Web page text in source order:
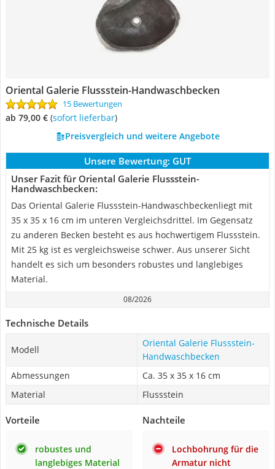
Oriental Galerie Flussstein-Handwaschbecken
15 Bewertungen
ab 79,00 € ( Sofort lieferbar)
Preisvergleich und weitere Angebote
Unsere Bewertung: GUT
Unser Fazit für Oriental Galerie Flussstein-
Handwaschbecken:
Das Oriental Galerie Flussstein-Handwaschbeckenliegt mit
35 x 35 x 16 cm im unteren Vergleichsdrittel. Im Gegensatz
zu anderen Becken besteht es aus hochwertigem Flussstein.
Mit 25 kg ist es vergleichsweise schwer. Aus unserer Sicht
handelt es sich um besonders robustes und langlebiges
Material.
08/2026
Technische Details
Modell
Oriental Galerie Flussstein-
Handwaschbecken
Abmessungen
Ca. 35 x 35 x 16 cm
Material
Flussstein
Vorteile
robustes und
langlebiges Material
Nachteile
Lochbohrung für die
Armatur nicht